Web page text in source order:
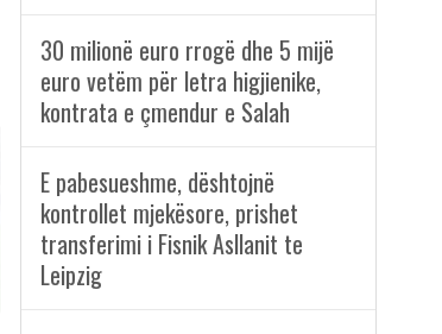
30 milionë euro rrogë dhe 5 mijë
euro vetëm për letra higjienike,
kontrata e çmendur e Salah
E pabesueshme, dështojnë
kontrollet mjekësore, prishet
transferimi i Fisnik Asllanit te
Leipzig